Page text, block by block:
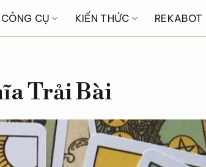
CÔNG CỤ KIẾN THỨC REKABOT
Trải Bài